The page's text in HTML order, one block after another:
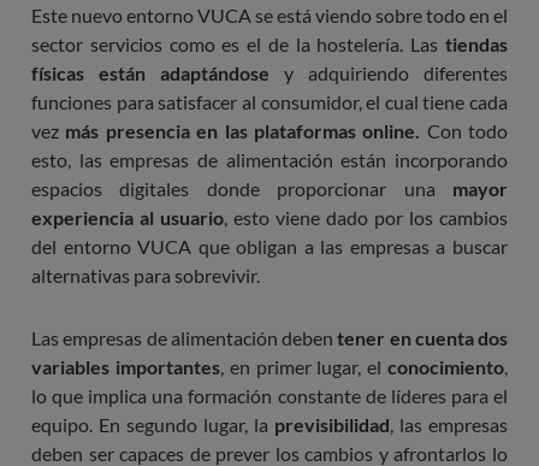
Este nuevo entorno VUCA se está viendo sobre todo en el
sector servicios como es el de la hostelería. Las tiendas
físicas están adaptándose y adquiriendo diferentes
funciones para satisfacer al consumidor, el cual tiene cada
vez más presencia en las plataformas online. Con todo
esto, las empresas de alimentación están incorporando
espacios digitales donde proporcionar una mayor
experiencia al usuario, esto viene dado por los cambios
del entorno VUCA que obligan a las empresas a buscar
alternativas para sobrevivir.
Las empresas de alimentación deben tener en cuenta dos
variables importantes, en primer lugar, elconocimiento,
lo que implica una formación constante de líderes para el
equipo. En segundo lugar, la previsibilidad, las empresas
deben ser capaces de prever los cambios y afrontarlos lo